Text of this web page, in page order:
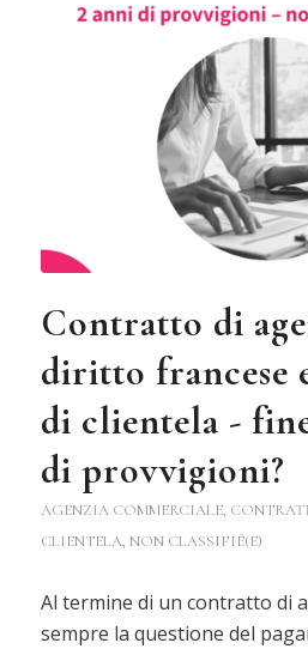
Contratto di
diritto francese
di clientela -
di provvigioni?
AGENZIA COMMERCIALE,
CLIENTELA, NON CLASSIFIÉ(E)
Al termine di un contratto di
sempre la questione del